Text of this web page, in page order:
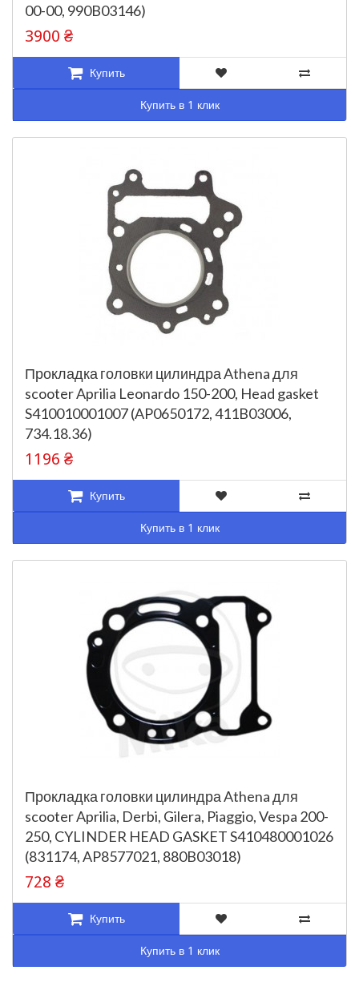
00-00, 990B03146)
3900 ₴
Купить
Купить в 1 клик
Прокладка головки цилиндра Athena для
scooter Aprilia Leonardo 150-200, Head gasket
S410010001007 (AP0650172, 411B03006,
734.18.36)
1196 ₴
Купить
Купить в 1 клик
Прокладка головки цилиндра Athena для
scooter Aprilia, Derbi, Gilera, Piaggio, Vespa 200-
250, CYLINDER HEAD GASKET S410480001026
(831174, AP8577021, 880B03018)
728 ₴
Купить
Купить в 1 клик